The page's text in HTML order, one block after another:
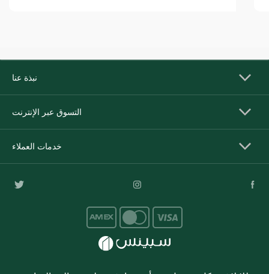
نبذة عنا
التسوق عبر الإنترنت
خدمات العملاء